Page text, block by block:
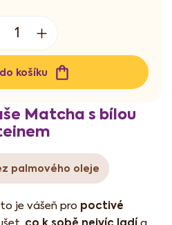
košíku
Matcha s bílou
palmového oleje
je vášeň pro poctivé